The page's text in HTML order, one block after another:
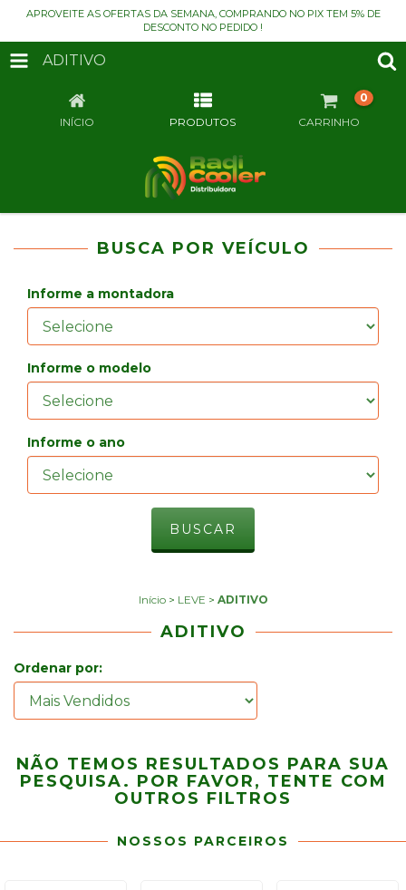
APROVEITE AS OFERTAS DA SEMANA, COMPRANDO NO PIX TEM 5% DE
DESCONTO NO PEDIDO !
ADITIVO
INÍCIO PRODUTOS CARRINHO
0
BUSCA POR VEÍCULO
Informe a montadora
Informe o modelo
Informe o ano
Início > LEVE > ADITIVO
ADITIVO
Ordenar por:
NÃO TEMOS RESULTADOS PARA SUA
PESQUISA. POR FAVOR, TENTE COM
OUTROS FILTROS
NOSSOS PARCEIROS